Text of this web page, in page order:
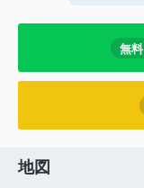
無料
地図